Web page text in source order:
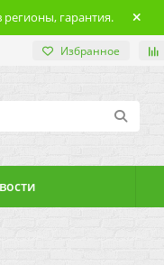
регионы, гарантия.
Избранное